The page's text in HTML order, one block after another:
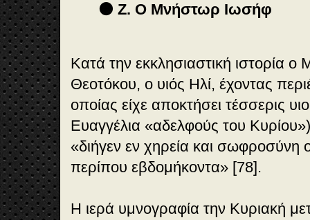
🟠 Ζ. Ο Μνήστωρ Ιωσήφ
Κατά την εκκλησιαστική ιστορία
Θεοτόκου, ο υιός Ηλί, έχοντας
οποίας είχε αποκτήσει τέσσερις
Ευαγγέλια «αδελφούς του
«διήγεν εν χηρεία και σωφροσύνη
περίπου εβδομήκοντα» [78].
Η ιερά υμνογραφία την Κυριακή